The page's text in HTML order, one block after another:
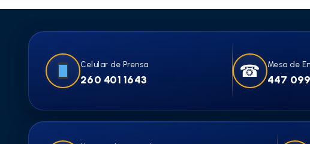
Celular de Prensa
260 401 1643 ☎ Mesa de
447